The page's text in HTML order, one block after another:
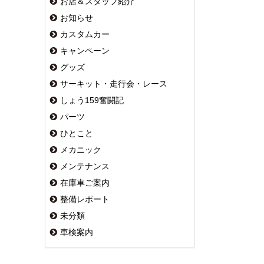
お知らせ
カスタムカー
キャンペーン
グッズ
サーキット・走行会・レース
しょう159奮闘記
パーツ
ひとこと
メカニック
メンテナンス
在庫車ご案内
整備レポート
未分類
車検案内